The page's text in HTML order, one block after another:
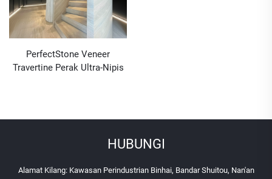
PerfectStone Veneer
Travertine Perak Ultra-Nipis
HUBUNGI
Alamat Kilang: Kawasan Perindustrian Binhai, Bandar Shuitou, Nan'an